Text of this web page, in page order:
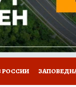
РОССИИ